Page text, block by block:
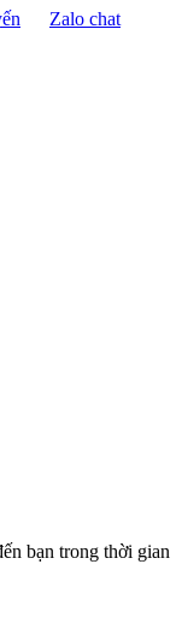
Zalo chat
bạn trong thời gian